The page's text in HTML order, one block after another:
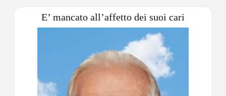
E’ mancato all’affetto dei suoi cari